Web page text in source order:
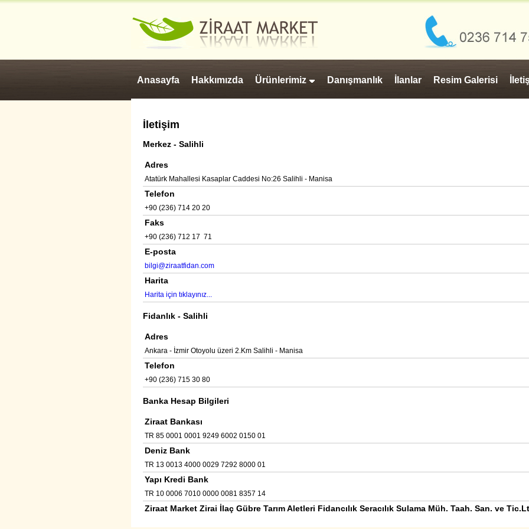
Anasayfa Hakkımızda Ürünlerimiz Danışmanlık İlanlar Resim Galerisi
İletişim
Merkez - Salihli
Adres
Atatürk Mahallesi Kasaplar Caddesi No:26 Salihli - Manisa
Telefon
+90 (236) 714 20 20
Faks
+90 (236) 712 17 71
E-posta
bilgi@ziraatfidan.com
Harita
Harita için tıklayınız...
Fidanlık - Salihli
Adres
Ankara - İzmir Otoyolu üzeri 2.Km Salihli - Manisa
Telefon
+90 (236) 715 30 80
Banka Hesap Bilgileri
Ziraat Bankası
TR 85 0001 0001 9249 6002 0150 01
Deniz Bank
TR 13 0013 4000 0029 7292 8000 01
Yapı Kredi Bank
TR 10 0006 7010 0000 0081 8357 14
Ziraat Market Zirai İlaç Gübre Tarım Aletleri Fidancılık Seracılık Sulama Müh. Taah. San. ve